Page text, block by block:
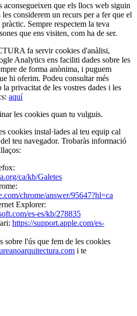
aconsegueixen que els llocs web siguin
considerem un recurs per a fer que el
Sempre respectem la teva
que ens visiten, com ha de ser.
fa servir cookies d'anàlisi,
Analytics ens faciliti dades sobre les
de forma anònima, i puguem
hi oferim. Podeu consultar més
privacitat de les vostres dades i les
aquí
les cookies quan tu vulguis.
cookies instal·lades al teu equip cal
teu navegador. Trobaràs informació
ca/kb/Galetes
chrome/answer/95647?hl=ca
Explorer:
es-es/kb/278835
https://support.apple.com/es-
sobre l'ús que fem de les cookies
i te